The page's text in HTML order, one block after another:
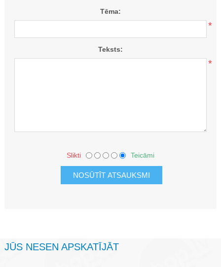
Tēma:
*
Teksts:
*
Slikti Teicāmi
JŪS NESEN APSKATĪJĀT